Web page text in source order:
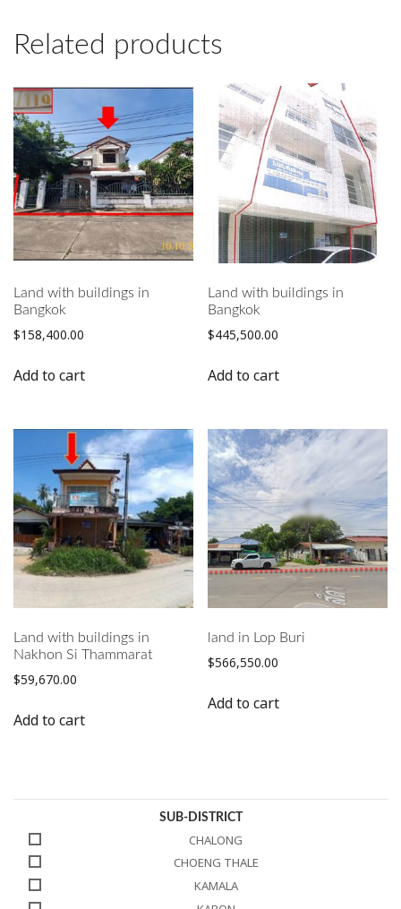
Related products
Land with buildings in
Bangkok
$158,400.00
Add to cart
Land with buildings in
Bangkok
$445,500.00
Add to cart
Land with buildings in
Nakhon Si Thammarat
$59,670.00
Add to cart
land in Lop Buri
$566,550.00
Add to cart
SUB-DISTRICT
CHALONG
CHOENG THALE
KAMALA